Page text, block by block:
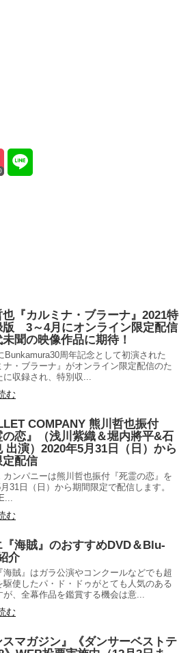
『カルミナ・ブラーナ』2021特
版 3～4月にオンライン限定配信
未聞の映像作品に期待！
Bunkamura30周年記念として初演された
ナ・ブラーナ』がオンライン限定配信のた
に収録され、特別収...
む
COMPANY 熊川哲也振付
の恋』（浅川紫織＆堀内將平&石
出演）2020年5月31日（日）から
配信
カンパニーは熊川哲也振付『死霊の恋』を
31日（日）から期間限定で配信します。
む
『海賊』のおすすめDVD＆Blu-
介
海賊』はガラ公演やコンクールなどでも超
駆使したパ・ド・ドゥがとても人気のある
が、全幕作品を鑑賞する機会は意...
む
スマガジン』《ダンサーベストテ